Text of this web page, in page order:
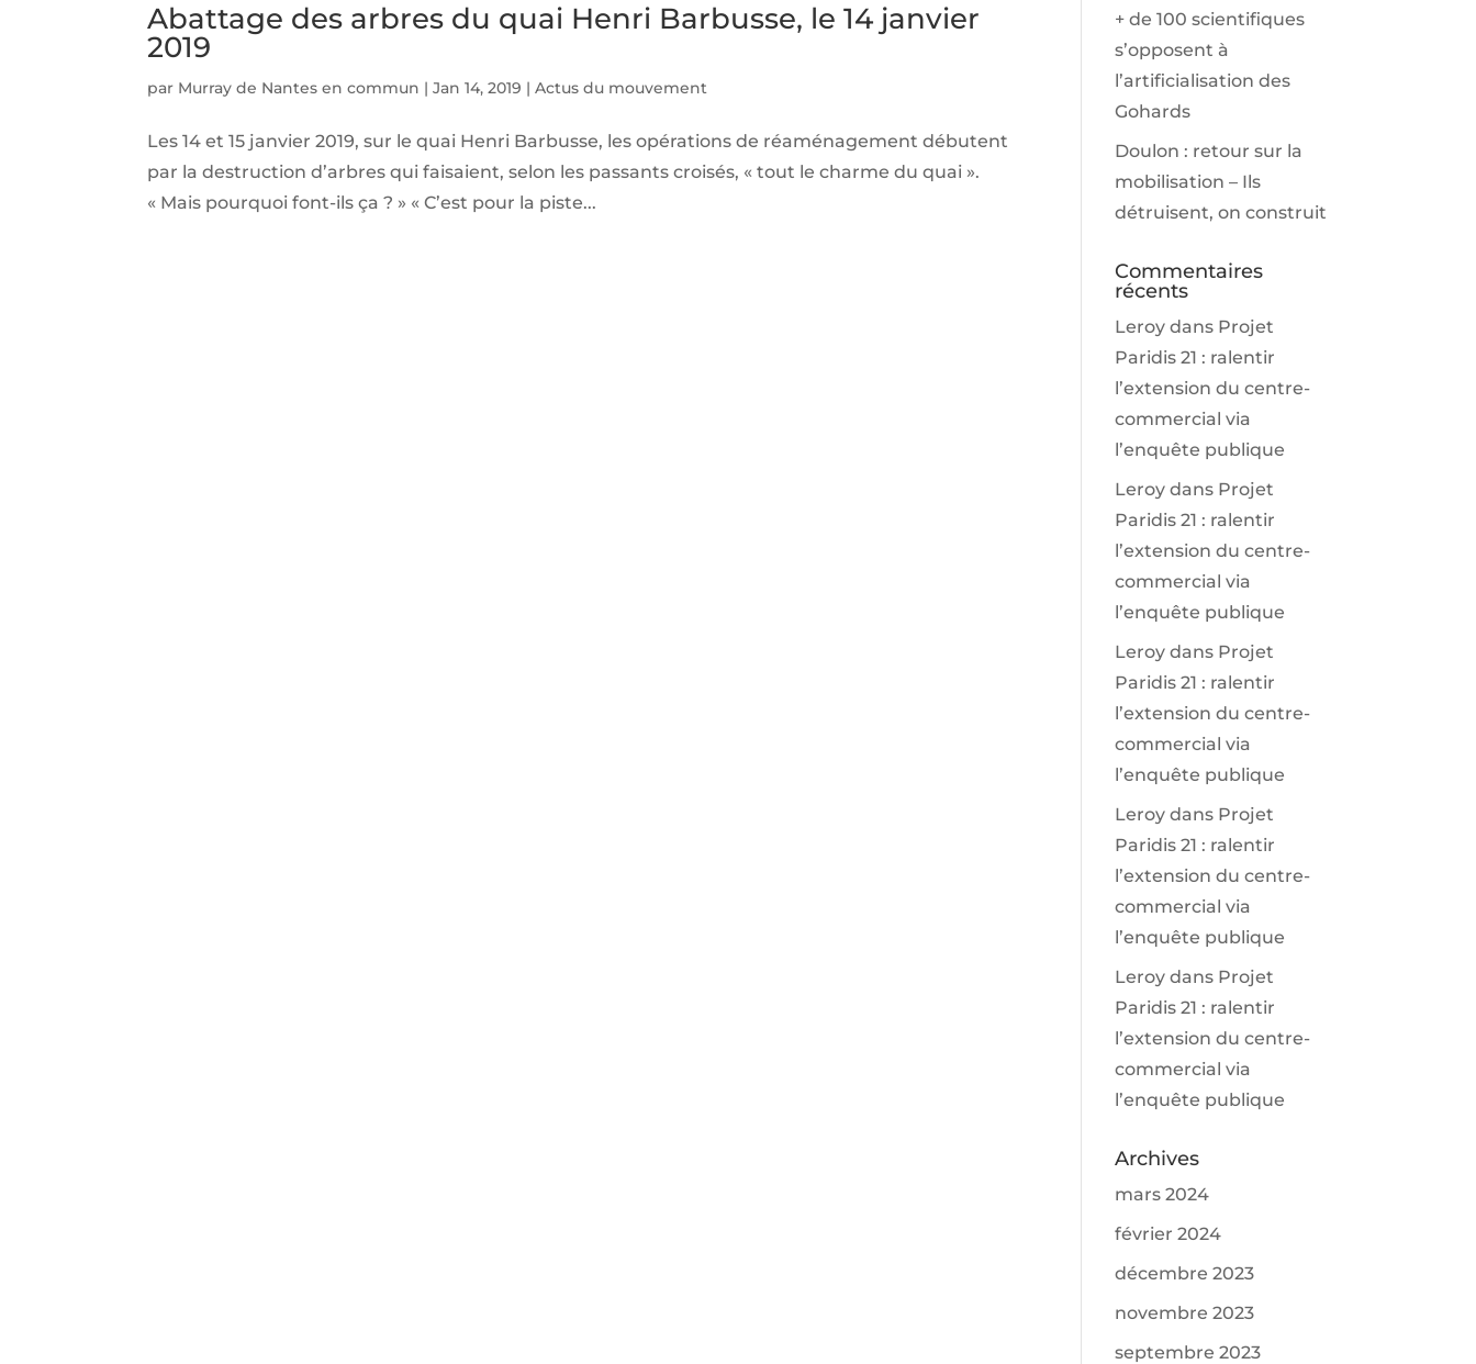
Abattage des arbres du quai Henri Barbusse, le 14 janvier
2019
par Murray de Nantes en commun |Jan 14, 2019 |Actus du mouvement
Les 14 et 15 janvier 2019, sur le quai Henri Barbusse, les opérations de réaménagement débutent
par la destruction d’arbres qui faisaient, selon les passants croisés, « tout le charme du quai ».
« Mais pourquoi font-ils ça ? » « C’est pour la piste...
+ de 100 scientifiques
s’opposent à
l’artificialisation des
Gohards
Doulon : retour sur la
mobilisation – Ils
détruisent, on construit
Commentaires
récents
Leroy dans Projet
Paridis 21 : ralentir
l’extension du centre-
commercial via
l’enquête publique
Leroy dans Projet
Paridis 21 : ralentir
l’extension du centre-
commercial via
l’enquête publique
Leroy dans Projet
Paridis 21 : ralentir
l’extension du centre-
commercial via
l’enquête publique
Leroy dans Projet
Paridis 21 : ralentir
l’extension du centre-
commercial via
l’enquête publique
Leroy dans Projet
Paridis 21 : ralentir
l’extension du centre-
commercial via
l’enquête publique
Archives
mars 2024
février 2024
décembre 2023
novembre 2023
septembre 2023